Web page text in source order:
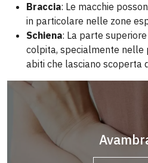
Braccia: Le macchie
in particolare nelle zone
Schiena: La parte
colpita, specialmente nelle
abiti che lasciano scoperta